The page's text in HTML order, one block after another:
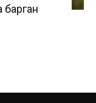
барган